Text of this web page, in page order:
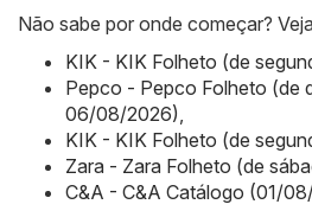
Não sabe por onde começar?
KIK - KIK Folheto (de
Pepco - Pepco Folheto (de
06/08/2026),
KIK - KIK Folheto (de
Zara - Zara Folheto (de
C&A - C&A Catálogo (01/